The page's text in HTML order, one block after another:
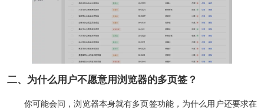
二、为什么用户不愿意用浏览器的多页签？
你可能会问，浏览器本身就有多页签功能，为什么用户还要求在